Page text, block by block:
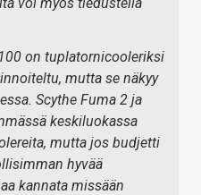
on tuplatornicooleriksi
mutta se näkyy
Scythe Fuma 2 ja
keskiluokassa
mutta jos budjetti
hyvää
kannata missään